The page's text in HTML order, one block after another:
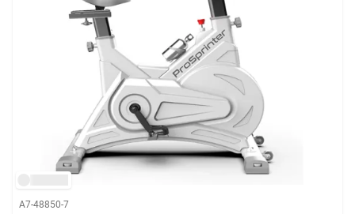
A7-48850-7